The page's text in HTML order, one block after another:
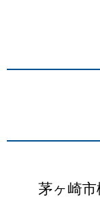
茅ヶ崎